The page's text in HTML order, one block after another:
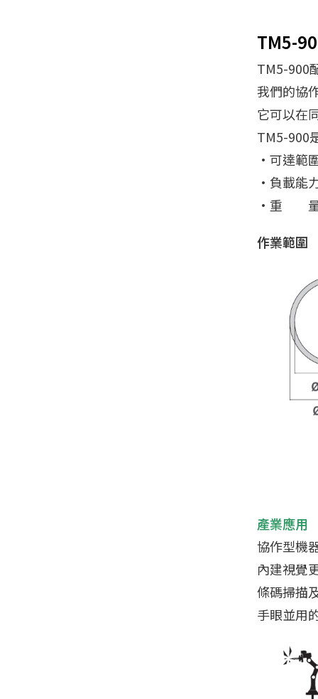
TM5-
TM5-900
我們的協
它可以在
TM5-900
•可達範
•負載能
•重 量
作業範圍
產業應用
協作型機
內建視覺
條碼掃描
手眼並用